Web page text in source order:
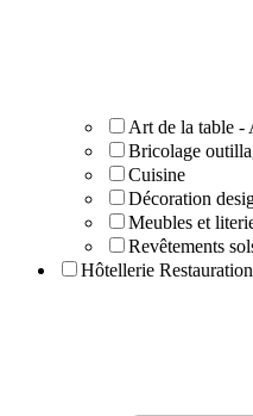
Art de la table -
Bricolage
Cuisine
Décoration
Meubles et
Revêtements
Hôtellerie Restauration